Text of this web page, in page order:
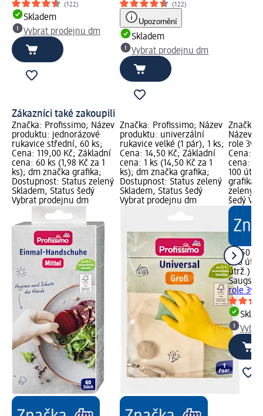
(122)
Skladem
Vybrat prodejnu dm
(122)
Upozornění
Skladem
Vybrat prodejnu dm
Zákazníci také zakoupili
Značka: Profissimo; Název
produktu: jednorázové
rukavice střední, 60 ks;
Cena: 119,00 Kč; Základní
cena: 60 ks (1,98 Kč za 1
ks); dm značka grafika;
Dostupnost: Status zelený
Skladem, Status šedý
Vybrat prodejnu dm
Značka: Profissimo; Název
produktu: univerzální
rukavice velké (1 pár), 1 ks;
Cena: 14,50 Kč; Základní
cena: 1 ks (14,50 Kč za 1
ks); dm značka grafika;
Dostupnost: Status zelený
Skladem, Status šedý
Vybrat prodejnu dm
Značka:
Název
role
Cena:
cena:
100
grafika;
zelený
šedý
79,50 Kč
256 útrž.
útrž.)
role